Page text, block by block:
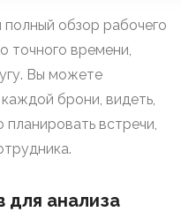
обзор рабочего
точного времени,
Вы можете
брони, видеть,
планировать встречи,
для анализа